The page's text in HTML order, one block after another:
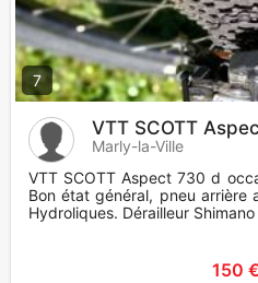
7
VTT SCOTT
Marly-la-Ville
VTT SCOTT Aspect 730 d
Bon état général, pneu arrière
Hydroliques. Dérailleur Shimano
150 €